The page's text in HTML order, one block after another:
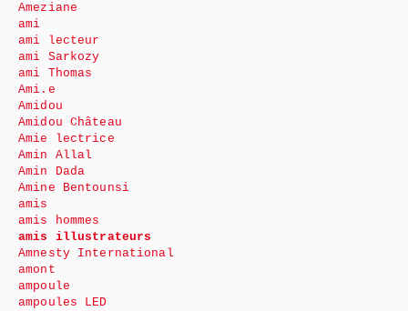
Ameziane
ami
ami lecteur
ami Sarkozy
ami Thomas
Ami.e
Amidou
Amidou Château
Amie lectrice
Amin Allal
Amin Dada
Amine Bentounsi
amis
amis hommes
amis illustrateurs
Amnesty International
amont
ampoule
ampoules LED